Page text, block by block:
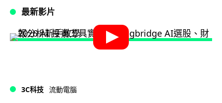
最新影片
3C科技 流動電腦